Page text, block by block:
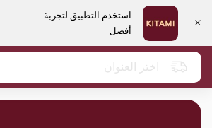
استخدم التطبيق لتجربة
أفضل
اختر العنوان